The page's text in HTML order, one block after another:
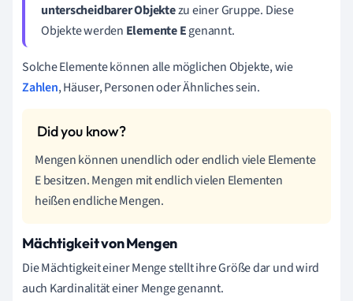
unterscheidbarer Objektezu einer Gruppe. Diese
Objekte werden ElementeEgenannt.
Solche Elemente können alle möglichen Objekte, wie
Zahlen, Häuser, Personen oder Ähnliches sein.
Mengen können unendlich oder endlich viele Elemente
E besitzen. Mengen mit endlich vielen Elementen
heißen endliche Mengen.
Mächtigkeit von Mengen
Die Mächtigkeit einer Menge stellt ihre Größe dar und wird
auch Kardinalität einer Menge genannt.